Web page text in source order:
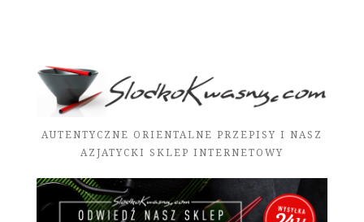
AUTENTYCZNE ORIENTALNE PRZEPISY I NASZ
AZJATYCKI SKLEP INTERNETOWY